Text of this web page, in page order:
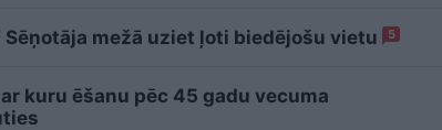
mežā uziet ļoti biedējošu vietu 5
kuru ēšanu pēc 45 gadu vecuma